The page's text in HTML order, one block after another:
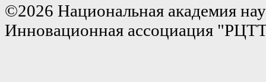
©2026 Национальная академия
Инновационная ассоциация